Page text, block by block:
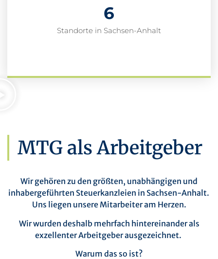
Standorte in Sachsen-Anhalt
6
MTG als Arbeitgeber
Wir gehören zu den größten, unabhängigen und
inhabergeführten Steuerkanzleien in Sachsen-Anhalt.
Uns liegen unsere Mitarbeiter am Herzen.
Wir wurden deshalb mehrfach hintereinander als
exzellenter Arbeitgeber ausgezeichnet.
Warum das so ist?